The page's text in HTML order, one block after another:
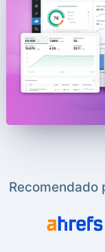
Recomendado